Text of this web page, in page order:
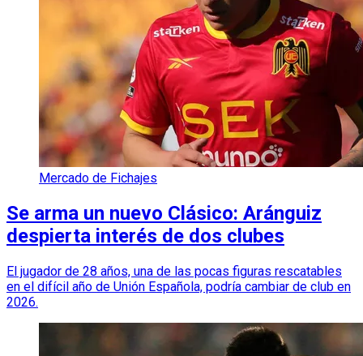
Mercado de Fichajes
Se arma un nuevo Clásico: Aránguiz
despierta interés de dos clubes
El jugador de 28 años, una de las pocas figuras rescatables
en el difícil año de Unión Española, podría cambiar de club en
2026.